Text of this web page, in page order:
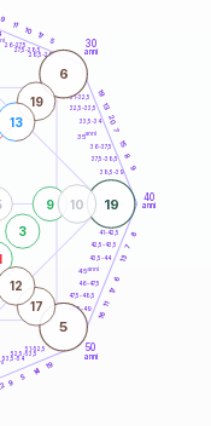
30
anni
40
anni
50
anni
26-27,5
27,5-28,5
28,5-29
31-32,5
32,5-33,5
33,5-34
36-37,5
37,5-38,5
38,5-39
41-42,5
42,5-43,5
43,5-44
46-47,5
47,5-48,5
48,5-49
51-52,5
52,5-53,5
53,5-54
9
11
10
17
5
19
13
20
7
15
8
9
8
7
13
6
17
11
16
19
14
5
9
19
6
5
3
9 10
19
13
17
12
35anni
45anni